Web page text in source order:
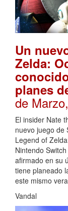
Un
Zelda:
planes
de
El insider Nate
nuevo juego de
Legend of
Nintendo
afirmado en su
tiene planeado
este mismo
Vandal